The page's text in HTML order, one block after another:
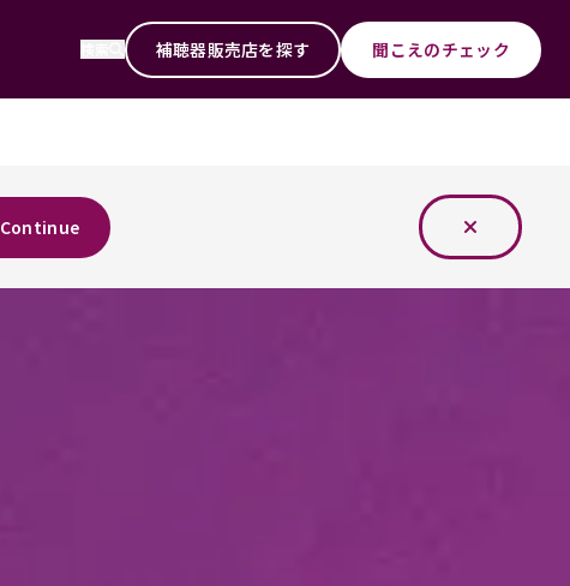
補聴器販売店を探す 聞こえのチェック
Continue